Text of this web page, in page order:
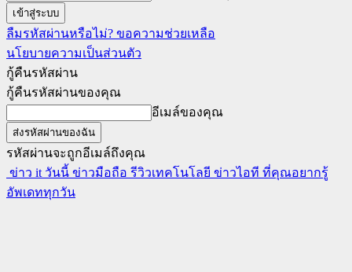
ลืมรหัสผ่านหรือไม่? ขอความช่วยเหลือ
นโยบายความเป็นส่วนตัว
กู้คืนรหัสผ่าน
กู้คืนรหัสผ่านของคุณ
อีเมล์ของคุณ
รหัสผ่านจะถูกอีเมล์ถึงคุณ
ข่าว it วันนี้ ข่าวมือถือ รีวิวเทคโนโลยี ข่าวไอที ที่คุณอยากรู้
อัพเดททุกวัน